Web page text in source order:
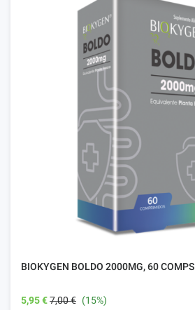
BIOKYGEN BOLDO 2000MG, 60 COMPS
5,95 €7,00 € (15%)